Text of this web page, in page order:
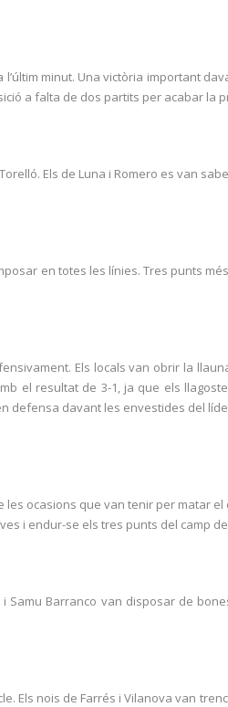
minut. Una victòria important
a falta de dos partits per acabar la
Els de Luna i Romero es van
en totes les línies. Tres punts
Els locals van obrir la
el resultat de 3-1, ja que els
defensa davant les envestides del
ocasions que van tenir per matar
i endur-se els tres punts del camp
Barranco van disposar de
Els nois de Farrés i Vilanova van